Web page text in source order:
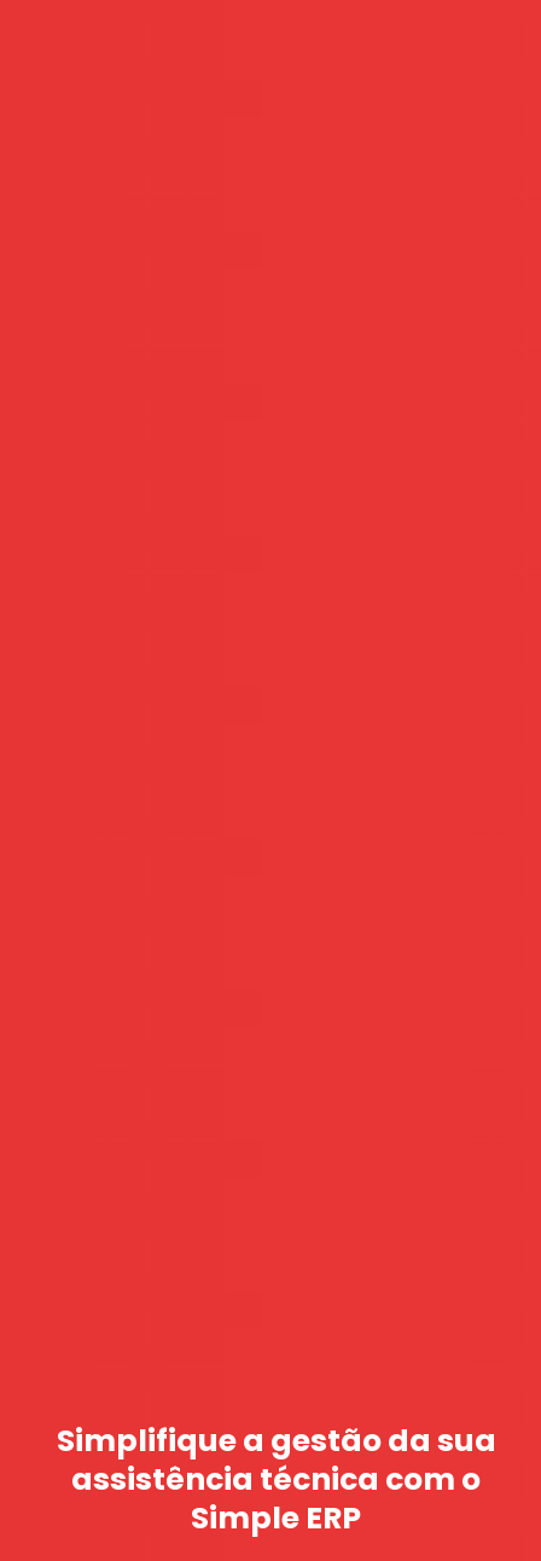
Simplifique a gestão da sua
assistência técnica com o
Simple ERP